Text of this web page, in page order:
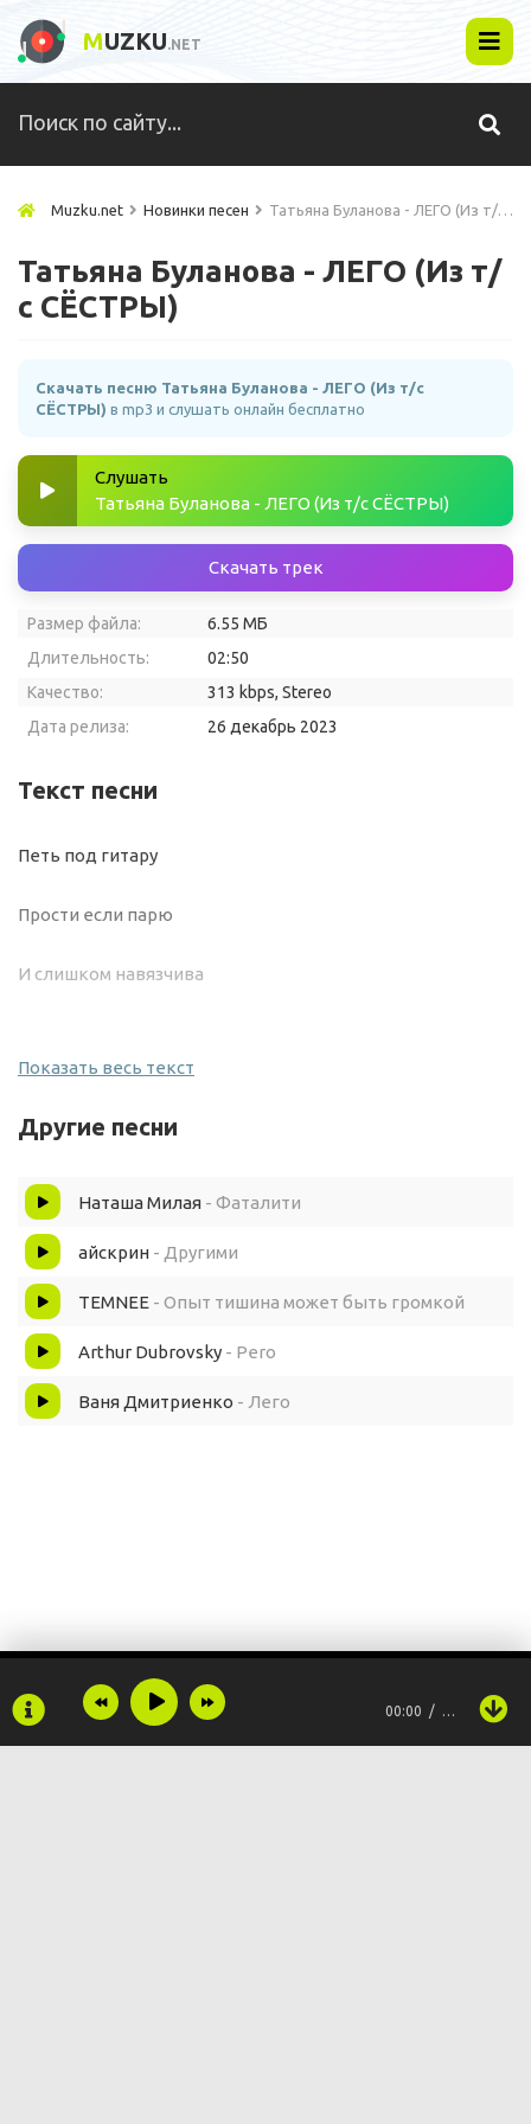
MUZKU.NET
Muzku.net Новинки песен Татьяна Буланова - ЛЕГО (Из т/с СЁСТРЫ)
Татьяна Буланова - ЛЕГО (Из т/
с СЁСТРЫ)
Скачать песню Татьяна Буланова - ЛЕГО (Из т/с
СЁСТРЫ) в mp3 и слушать онлайн бесплатно
Слушать
Татьяна Буланова - ЛЕГО (Из т/с СЁСТРЫ)
Скачать трек
Размер файла:
6.55 МБ
Длительность:
02:50
Качество:
313 kbps, Stereo
Дата релиза:
26 декабрь 2023
Текст песни
Петь под гитару
Прости если парю
И слишком навязчива
Ты увидел меня и действовал по инструкции
Собирал по крупинкам к сердцу тропинку
Лишь бы коснуться рук моих
Так боялся, что не совпадем не сладим не склеимся
Но мы как две Лего детали
Походу совпали
Как конструктор Лего
Сжимаем ладони
Показать весь текст
Другие песни
Наташа Милая - Фаталити
айскрин - Другими
TEMNEE - Опыт тишина может быть громкой
Arthur Dubrovsky - Pero
Ваня Дмитриенко - Лего
00:00